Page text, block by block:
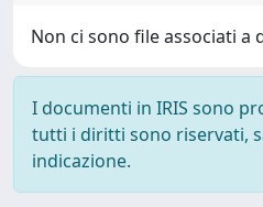
Non ci sono file associati a
I documenti in IRIS sono
tutti i diritti sono riservati,
indicazione.